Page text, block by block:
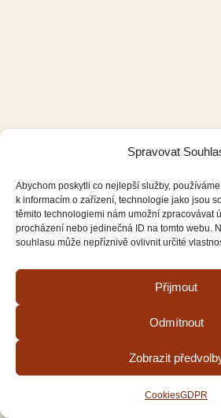
Spravovat
Abychom poskytli co nejlepší služby,
k informacím o zařízení, technologie jako jsou
těmito technologiemi nám umožní zpracovávat
procházení nebo jedinečná ID na tomto webu.
souhlasu může nepříznivě ovlivnit určité
Přijmout
Odmítnout
Zobrazit
CookiesGDPR